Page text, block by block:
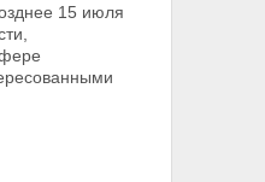
15 июля